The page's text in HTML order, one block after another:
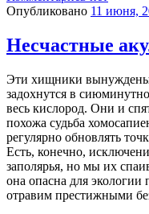
Опубликовано 11 июня,
Несчастные
Эти хищники вынуждены
задохнутся в
весь кислород. Они и
похожа судьба
регулярно обновлять
Есть, конечно,
заполярья, но мы их
она опасна для экологии
отравим престижными